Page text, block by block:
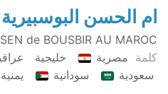
ام الحسن البوسبيرية
de BOUSBIR AU MAROC
كلمة مصرية خليجية
سعودية
سودانية يمنية